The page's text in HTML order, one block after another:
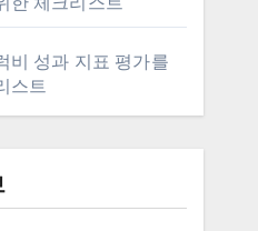
비 성과 지표 평가를
스트